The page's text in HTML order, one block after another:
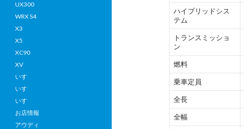
ハイブリッドシス
テム
トランスミッショ
ン
燃料
乗車定員
全長
全幅
UX300
WRX S4
X3
X5
XC90
XV
いすゞ
いすゞ
いすゞ
お店情報
アウディ